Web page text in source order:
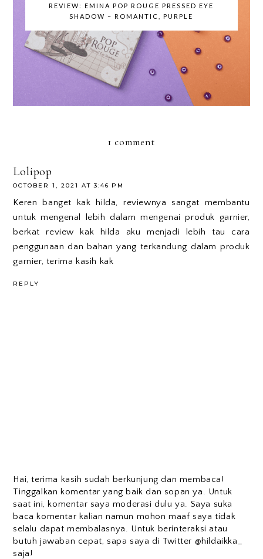
REVIEW: EMINA POP ROUGE PRESSED EYE
SHADOW – ROMANTIC, PURPLE
1 comment
Lolipop
OCTOBER 1, 2021 AT 3:46 PM
Keren banget kak hilda, reviewnya sangat membantu
untuk mengenal lebih dalam mengenai produk garnier,
berkat review kak hilda aku menjadi lebih tau cara
penggunaan dan bahan yang terkandung dalam produk
garnier, terima kasih kak
REPLY
Hai, terima kasih sudah berkunjung dan membaca!
Tinggalkan komentar yang baik dan sopan ya. Untuk
saat ini, komentar saya moderasi dulu ya. Saya suka
baca komentar kalian namun mohon maaf saya tidak
selalu dapat membalasnya. Untuk berinteraksi atau
butuh jawaban cepat, sapa saya di Twitter @hildaikka_
saja!